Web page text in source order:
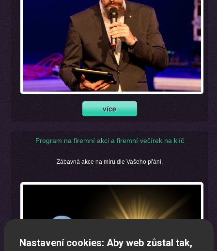
Program na firemní akci a firemní večírek na klíč
Zábavná akce na míru dle Vašeho přání.
Nastavení cookies: Aby web zůstal tak,